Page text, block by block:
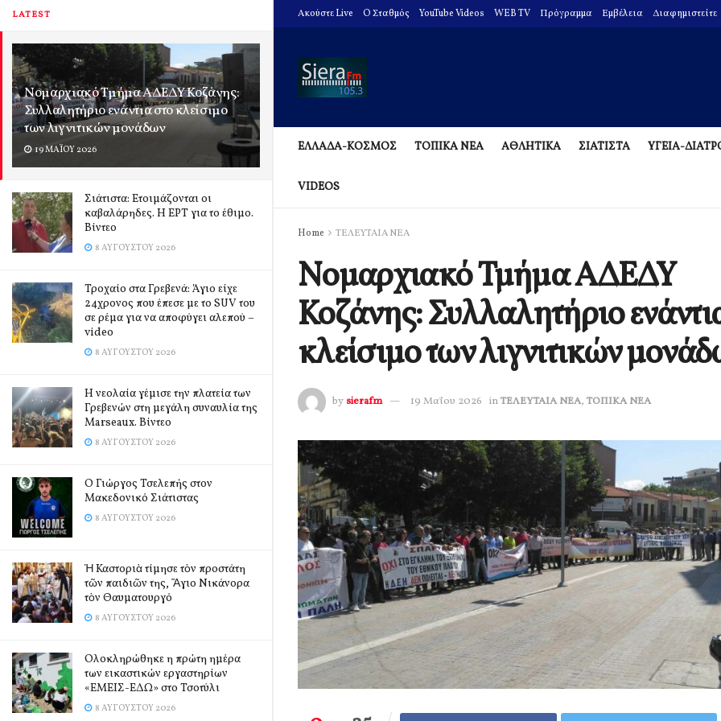
LATEST
Νομαρχιακό Τμήμα ΑΔΕΔΥ Κοζάνης:
Συλλαλητήριο ενάντια στο κλείσιμο
των λιγνιτικών μονάδων
19 ΜΑΪ́ΟΥ 2026
Σιάτιστα: Ετοιμάζονται οι
καβαλάρηδες. Η ΕΡΤ για το έθιμο.
Βίντεο
8 ΑΥΓΟΎΣΤΟΥ 2026
Τροχαίο στα Γρεβενά: Άγιο είχε
24χρονος που έπεσε με το SUV του
σε ρέμα για να αποφύγει αλεπού –
video
8 ΑΥΓΟΎΣΤΟΥ 2026
Η νεολαία γέμισε την πλατεία των
Γρεβενών στη μεγάλη συναυλία της
Marseaux. Βίντεο
8 ΑΥΓΟΎΣΤΟΥ 2026
Ο Γιώργος Τσελεπής στον
Μακεδονικό Σιάτιστας
8 ΑΥΓΟΎΣΤΟΥ 2026
Ἡ Καστοριὰ τίμησε τὸν προστάτη
τῶν παιδιῶν της, Ἅγιο Νικάνορα
τὸν Θαυματουργό
8 ΑΥΓΟΎΣΤΟΥ 2026
Ολοκληρώθηκε η πρώτη ημέρα
των εικαστικών εργαστηρίων
«ΕΜΕΙΣ-ΕΔΩ» στο Τσοτύλι
8 ΑΥΓΟΎΣΤΟΥ 2026
Ακούστε Live O Σταθμός YouTube Videos WEB TV Πρόγραμμα Εμβέλεια Διαφημιστείτε
ΕΛΛΑΔΑ-ΚΟΣΜΟΣ ΤΟΠΙΚΑ ΝΕΑ ΑΘΛΗΤΙΚΑ ΣΙΑΤΙΣΤΑ ΥΓΕΙΑ-
VIDEOS
Home ΤΕΛΕΥΤΑΙΑ ΝΕΑ
Νομαρχιακό Τμήμα ΑΔΕΔΥ
Κοζάνης: Συλλαλητήριο
κλείσιμο των λιγνιτικών
by sierafm 19 Μαΐου 2026 inΤΕΛΕΥΤΑΙΑ ΝΕΑ, ΤΟΠΙΚΑ ΝΕΑ